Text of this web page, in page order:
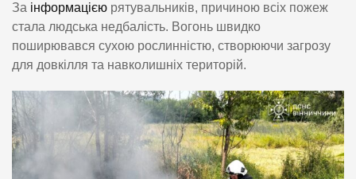
За інформацією рятувальників, причиною всіх пожеж
стала людська недбалість. Вогонь швидко
поширювався сухою рослинністю, створюючи загрозу
для довкілля та навколишніх територій.